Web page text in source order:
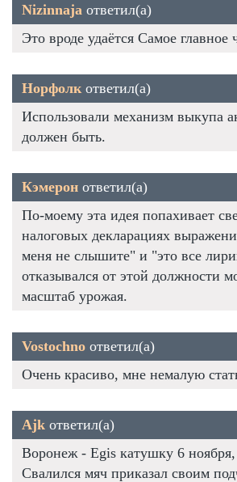
Nizinnaja ответил(а)
Это вроде удаётся Самое главное
Норфолк ответил(а)
Использовали механизм выкупа
должен быть.
Кэмерон ответил(а)
По-моему эта идея попахивает
налоговых декларациях
меня не слышите" и "это все
отказывался от этой должности
масштаб урожая.
Vostochno ответил(а)
Очень красиво, мне немалую
Ajk ответил(а)
Воронеж - Egis катушку 6
Свалился мяч приказал своим